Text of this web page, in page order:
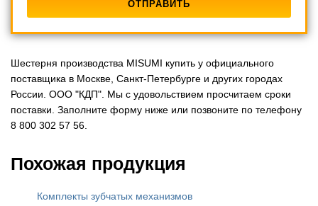
Шестерня производства MISUMI купить у официального
поставщика в Москве, Санкт-Петербурге и других городах
России. ООО "КДП". Мы с удовольствием просчитаем сроки
поставки. Заполните форму ниже или позвоните по телефону
8 800 302 57 56.
Похожая продукция
Комплекты зубчатых механизмов